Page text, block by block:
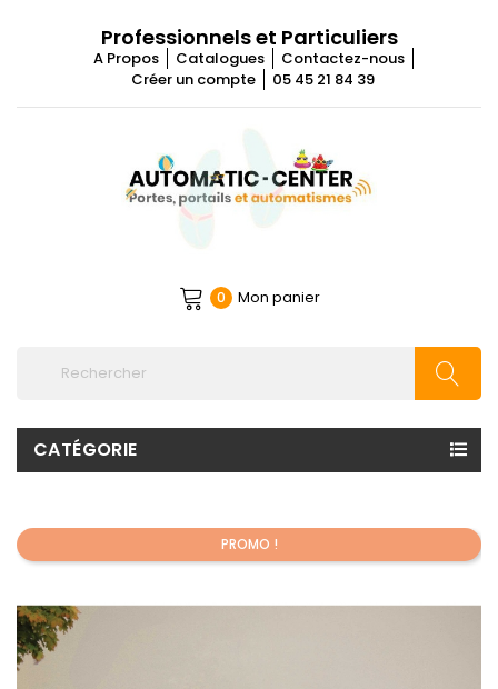
Professionnels et Particuliers
A Propos Catalogues
Contactez-nous
Créer un compte
05 45 21 84 39
0 Mon panier
CATÉGORIE
PROMO !
Promo !